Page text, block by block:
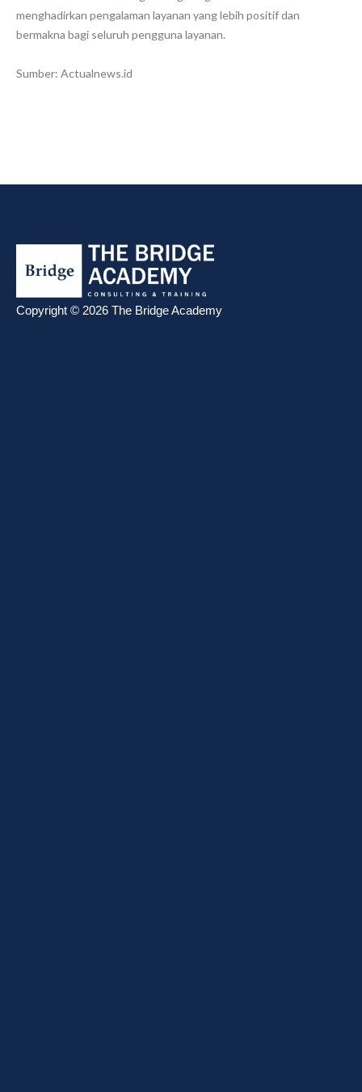
menghadirkan pengalaman layanan yang lebih positif dan
bermakna bagi seluruh pengguna layanan.
Sumber: Actualnews.id
Copyright © 2026 The Bridge Academy